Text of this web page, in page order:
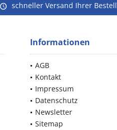
schneller Versand Ihrer
Informationen
AGB
Kontakt
Impressum
Datenschutz
Newsletter
Sitemap